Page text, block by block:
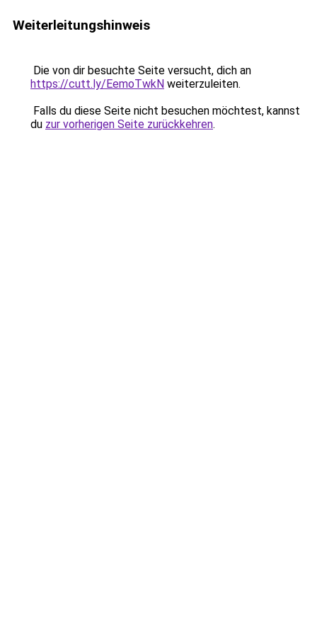
Weiterleitungshinweis
Die von dir besuchte Seite versucht, dich an
https://cutt.ly/EemoTwkN weiterzuleiten.
Falls du diese Seite nicht besuchen möchtest, kannst
du zur vorherigen Seite zurückkehren.